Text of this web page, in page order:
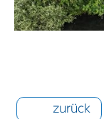
zurück